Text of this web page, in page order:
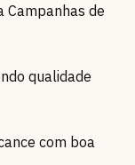
Campanhas de
qualidade
com boa